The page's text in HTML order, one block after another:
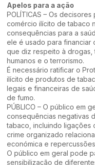
Apelos para a ação
POLÍTICAS – Os
comércio ilícito de tabaco
consequências para a
ele é usado para financiar
que diz respeito à
humanos e o terrorismo.
É necessário ratificar o
ilícito de produtos de
legais e financeiras de
de fumo.
PÚBLICO – O público em
consequências negativas
tabaco, incluindo ligações
crime organizado
económica e
O público em geral pode
sensibilização de